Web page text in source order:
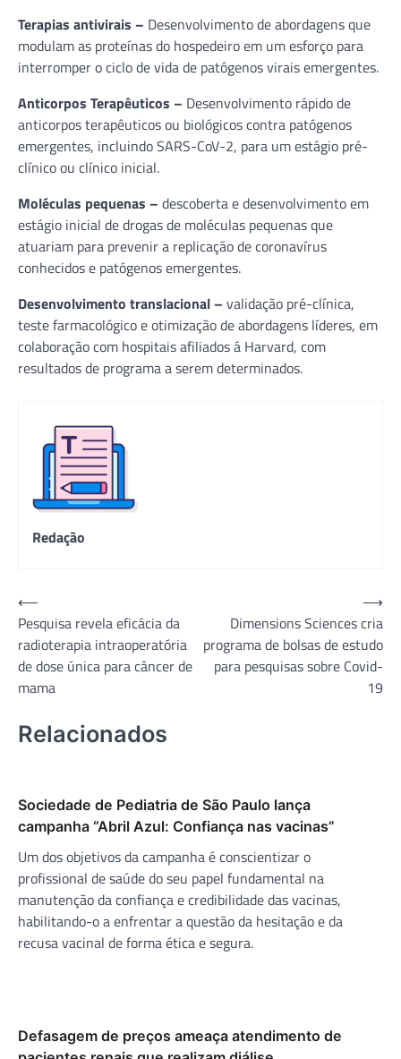
Terapias antivirais – Desenvolvimento de abordagens que
modulam as proteínas do hospedeiro em um esforço para
interromper o ciclo de vida de patógenos virais emergentes.
Anticorpos Terapêuticos – Desenvolvimento rápido de
anticorpos terapêuticos ou biológicos contra patógenos
emergentes, incluindo SARS-CoV-2, para um estágio pré-
clínico ou clínico inicial.
Moléculas pequenas – descoberta e desenvolvimento em
estágio inicial de drogas de moléculas pequenas que
atuariam para prevenir a replicação de coronavírus
conhecidos e patógenos emergentes.
Desenvolvimento translacional – validação pré-clínica,
teste farmacológico e otimização de abordagens líderes, em
colaboração com hospitais afiliados á Harvard, com
resultados de programa a serem determinados.
Redação
Navegação
de
Post
⟵
Pesquisa revela eficácia da
radioterapia intraoperatória
de dose única para câncer de
mama
Dimensions Sciences cria
programa de bolsas de estudo
para pesquisas sobre Covid-
19
⟶
Relacionados
Sociedade de Pediatria de São Paulo lança
campanha “Abril Azul: Confiança nas vacinas”
Um dos objetivos da campanha é conscientizar o
profissional de saúde do seu papel fundamental na
manutenção da confiança e credibilidade das vacinas,
habilitando-o a enfrentar a questão da hesitação e da
recusa vacinal de forma ética e segura.
Defasagem de preços ameaça atendimento de